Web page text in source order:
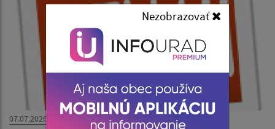
07.07.2026
Nezobrazovať